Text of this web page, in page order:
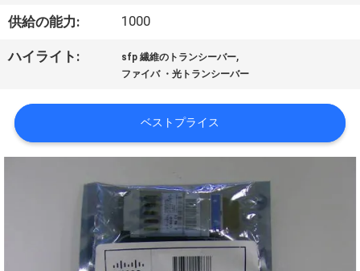
に
つ
て
供給の能力: 1000
ハイライト: sfp 繊維のトランシーバー,
ファイバ ・光トランシーバー
ベストプライス